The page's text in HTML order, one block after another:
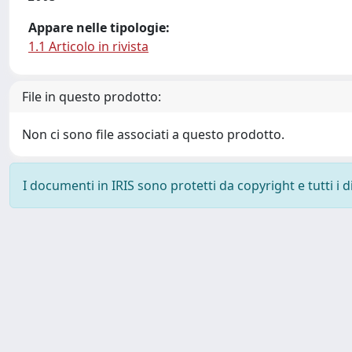
Appare nelle tipologie:
1.1 Articolo in rivista
File in questo prodotto:
Non ci sono file associati a questo prodotto.
I documenti in IRIS sono protetti da copyright e tutti i